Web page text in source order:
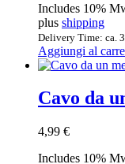
Includes 10%
plus shipping
Delivery Time: ca.
Aggiungi al
Cavo da
4,99 €
Includes 10%